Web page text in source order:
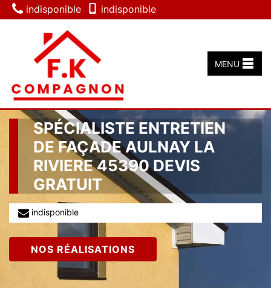
indisponible indisponible
MENU
SPÉCIALISTE ENTRETIEN
DE FAÇADE AULNAY LA
RIVIERE 45390 DEVIS
GRATUIT
indisponible
NOS RÉALISATIONS